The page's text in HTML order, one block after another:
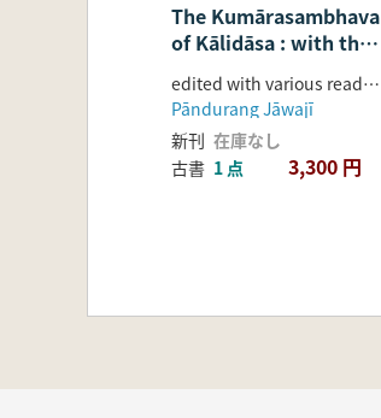
The Kumārasambhava
of Kālidāsa : with the
commentary (the
Sanjvinī) of Mallināth
(1-7 sargas) and
Sītārāma (8-17
sargas) 10th ed
edited with various readings by Wāsudev Laxmana Sastri Pansikar
Pāndurang Jāwajī
新刊 在庫なし
古書 1 点 3,300 円